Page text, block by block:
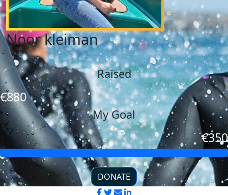
Noor kleiman
Raised
€880
My Goal
€350
DONATE